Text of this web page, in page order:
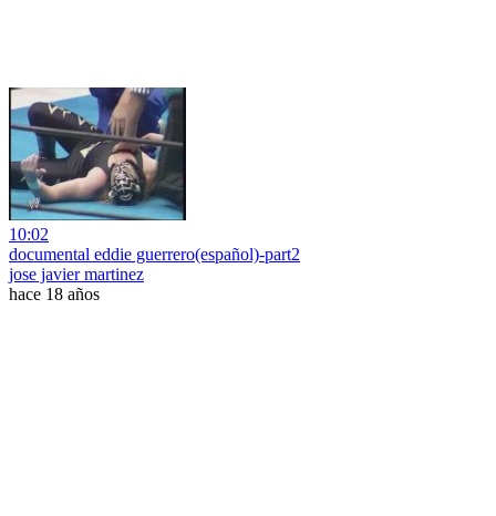
10:02
documental eddie guerrero(español)-part2
jose javier martinez
hace 18 años